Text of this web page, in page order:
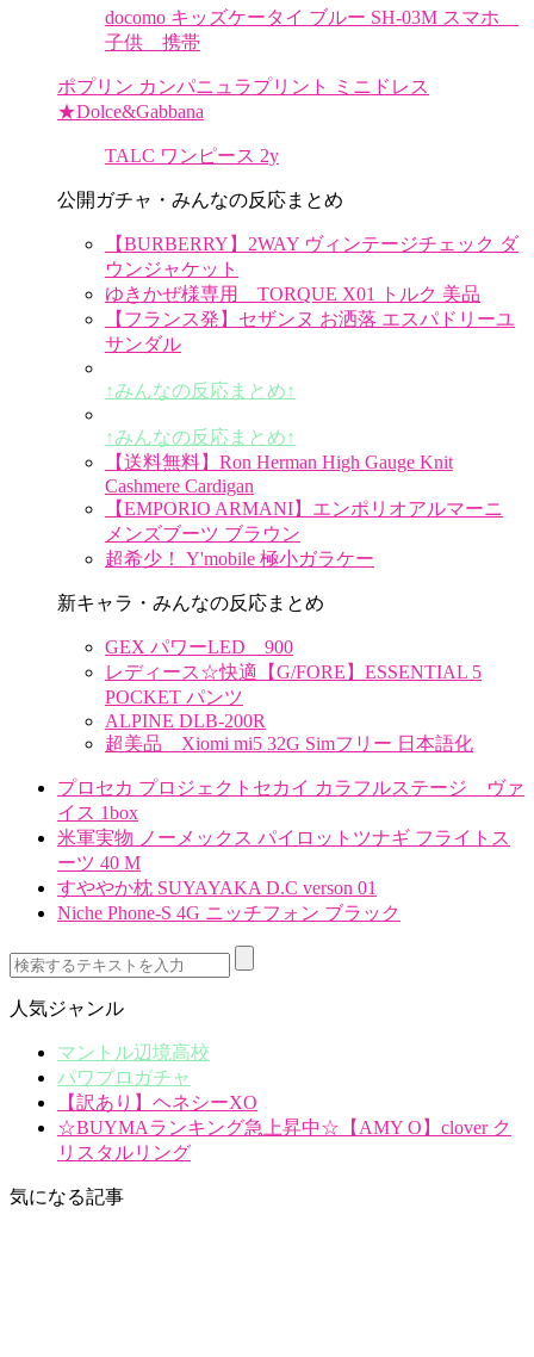
docomo キッズケータイ ブルー SH-03M スマホ
子供 携帯
ポプリン カンパニュラプリント ミニドレス
★Dolce&Gabbana
TALC ワンピース 2y
公開ガチャ・みんなの反応まとめ
【BURBERRY】2WAY ヴィンテージチェック ダ
ウンジャケット
ゆきかぜ様専用 TORQUE X01 トルク 美品
【フランス発】セザンヌ お洒落 エスパドリーユ
サンダル
↑みんなの反応まとめ↑
↑みんなの反応まとめ↑
【送料無料】Ron Herman High Gauge Knit
Cashmere Cardigan
【EMPORIO ARMANI】エンポリオアルマーニ
メンズブーツ ブラウン
超希少！ Y'mobile 極小ガラケー
新キャラ・みんなの反応まとめ
GEX パワーLED 900
レディース☆快適【G/FORE】ESSENTIAL 5
POCKET パンツ
ALPINE DLB-200R
超美品 Xiomi mi5 32G Simフリー 日本語化
プロセカ プロジェクトセカイ カラフルステージ ヴァ
イス 1box
米軍実物 ノーメックス パイロットツナギ フライトス
ーツ 40 M
すややか枕 SUYAYAKA D.C verson 01
Niche Phone-S 4G ニッチフォン ブラック
人気ジャンル
マントル辺境高校
パワプロガチャ
【訳あり】ヘネシーXO
☆BUYMAランキング急上昇中☆【AMY O】clover ク
リスタルリング
気になる記事